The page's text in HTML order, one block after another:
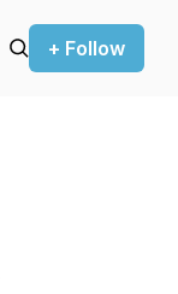
+ Follow